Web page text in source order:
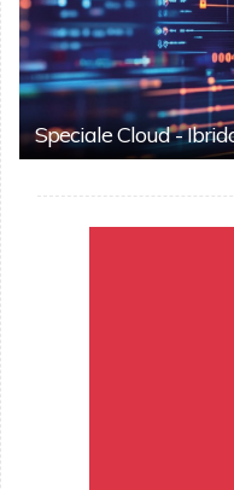
Speciale Cloud -